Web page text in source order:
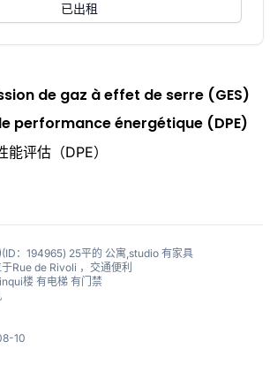
已出租
de gaz à effet de serre (GES)
performance énergétique (DPE)
评估（DPE）
：194965) 25平的 公寓,studio 有家具
于Rue de Rivoli ，交通便利
楼 有电梯 有门禁
10